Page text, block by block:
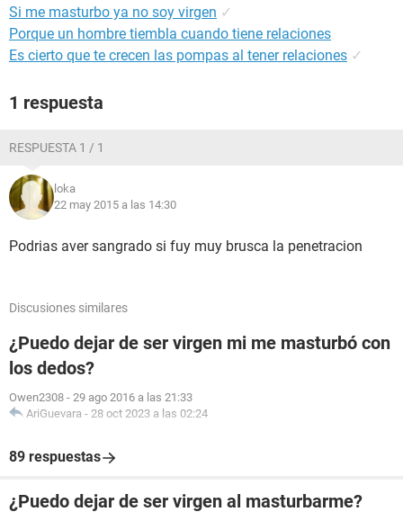
Si me masturbo ya no soy virgen ✓
Porque un hombre tiembla cuando tiene relaciones
Es cierto que te crecen las pompas al tener relaciones ✓
1 respuesta
RESPUESTA 1 / 1
loka
22 may 2015 a las 14:30
Podrias aver sangrado si fuy muy brusca la penetracion
Discusiones similares
¿Puedo dejar de ser virgen mi me masturbó con
los dedos?
Owen2308 - 29 ago 2016 a las 21:33
AriGuevara - 28 oct 2023 a las 02:24
89 respuestas
¿Puedo dejar de ser virgen al masturbarme?